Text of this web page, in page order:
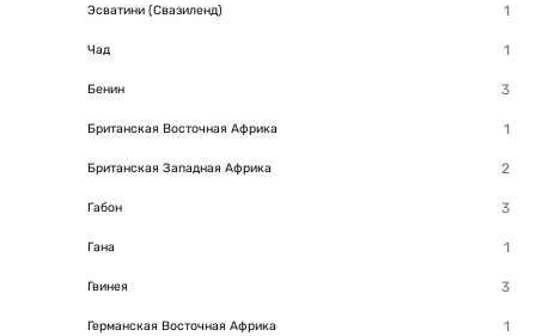
Эсватини (Свазиленд)
Чад
Бенин
Британская Восточная Африка
Британская Западная Африка
Габон
Гана
Гвинея
Германская Восточная Африка